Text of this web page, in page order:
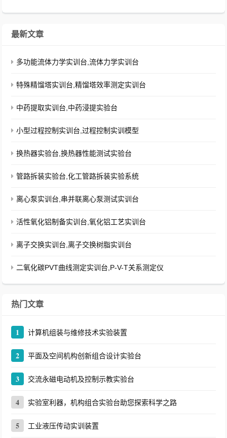
最新文章
多功能流体力学实训台,流体力学实训台
特殊精馏塔实训台,精馏塔效率测定实训台
中药提取实训台,中药浸提实验台
小型过程控制实训台,过程控制实训模型
换热器实验台,换热器性能测试实验台
管路拆装实验台,化工管路拆装实验系统
离心泵实训台,串并联离心泵测试实训台
活性氧化铝制备实训台,氧化铝工艺实训台
离子交换实训台,离子交换树脂实训台
二氧化碳PVT曲线测定实训台,P-V-T关系测定仪
热门文章
1 计算机组装与维修技术实验装置
2 平面及空间机构创新组合设计实验台
3 交流永磁电动机及控制示教实验台
4 实验室利器，机构组合实验台助您探索科学之路
5 工业液压传动实训装置